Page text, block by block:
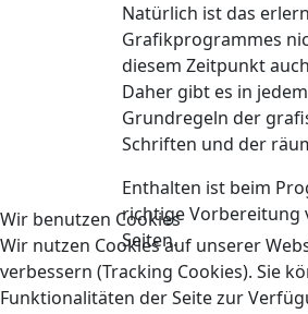
Natürlich ist das
Grafikprogrammes
diesem Zeitpunkt
Daher gibt es in
Grundregeln der
Schriften und der
Enthalten ist beim
richtige Vorbereitung
Seiten.
Wir benutzen Cookies
Wir nutzen Cookies auf unserer
verbessern (Tracking Cookies). Sie
Funktionalitäten der Seite zur